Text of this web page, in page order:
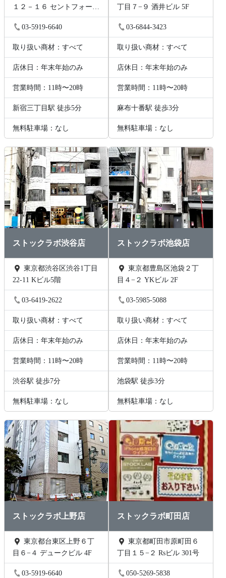
１２－１６ セントフォービ
ル２０３
03-5919-6640
取り扱い商材：すべて
店休日：年末年始のみ
営業時間：11時〜20時
新宿三丁目駅 徒歩5分
無料駐車場：なし
丁目７−９ 酒井ビル 5F
03-6844-3423
取り扱い商材：すべて
店休日：年末年始のみ
営業時間：11時〜20時
麻布十番駅 徒歩3分
無料駐車場：なし
ストックラボ渋谷店
22-11 Kビル5階
03-6419-2622
取り扱い商材：すべて
店休日：年末年始のみ
営業時間：11時〜20時
渋谷駅 徒歩7分
無料駐車場：なし
ストックラボ池袋店
東京都豊島区池袋２丁
目４−２ YKビル 2F
03-5985-5088
取り扱い商材：すべて
店休日：年末年始のみ
営業時間：11時〜20時
池袋駅 徒歩3分
無料駐車場：なし
ストックラボ上野店
目６−４ デュークビル 4F
03-5919-6640
ストックラボ町田店
東京都町田市原町田６
丁目１５−２ Rsビル 301号
050-5269-5838